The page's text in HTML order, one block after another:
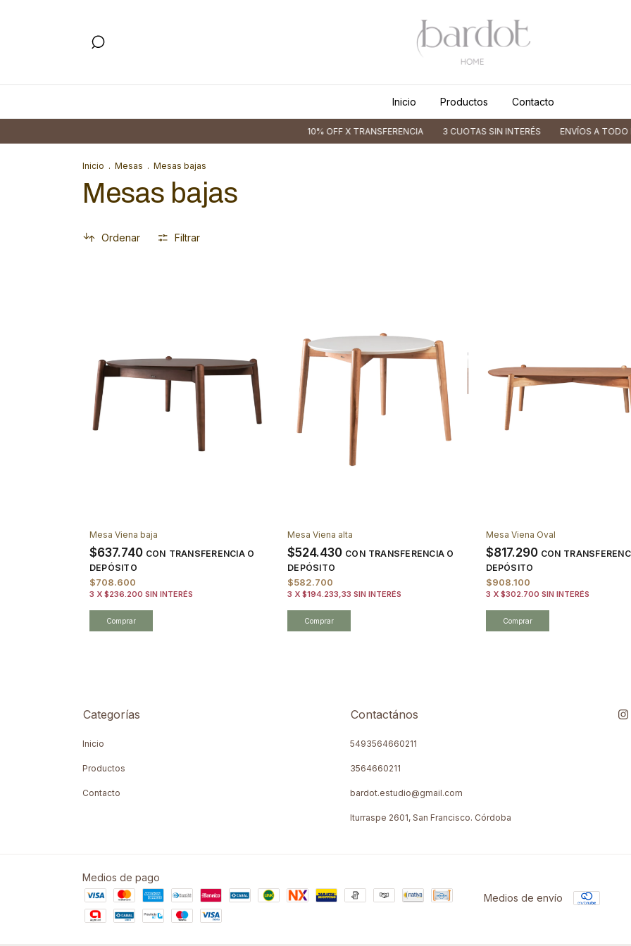
Inicio Productos Contacto
10% OFF X TRANSFERENCIA 3 CUOTAS SIN INTERÉS ENVÍOS A TODO
Inicio . Mesas . Mesas bajas
Mesas bajas
Ordenar Filtrar
Mesa Viena baja
$708.600
$637.740 CON TRANSFERENCIA O
DEPÓSITO
3 X $236.200 SIN INTERÉS
Comprar
Mesa Viena alta
$582.700
$524.430 CON TRANSFERENCIA O
DEPÓSITO
3 X$194.233,33 SIN INTERÉS
Comprar
Mesa Viena Oval
$908.100
$817.290 CON
DEPÓSITO
3 X $302.700 SIN INTERÉS
Categorías
Inicio
Productos
Contacto
Contactános
5493564660211
3564660211
bardot.estudio@gmail.com
Iturraspe 2601, San Francisco. Córdoba
Medios de pago
Medios de envío